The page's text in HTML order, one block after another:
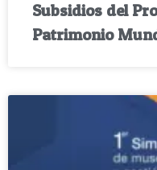
Subsidios del
Patrimonio